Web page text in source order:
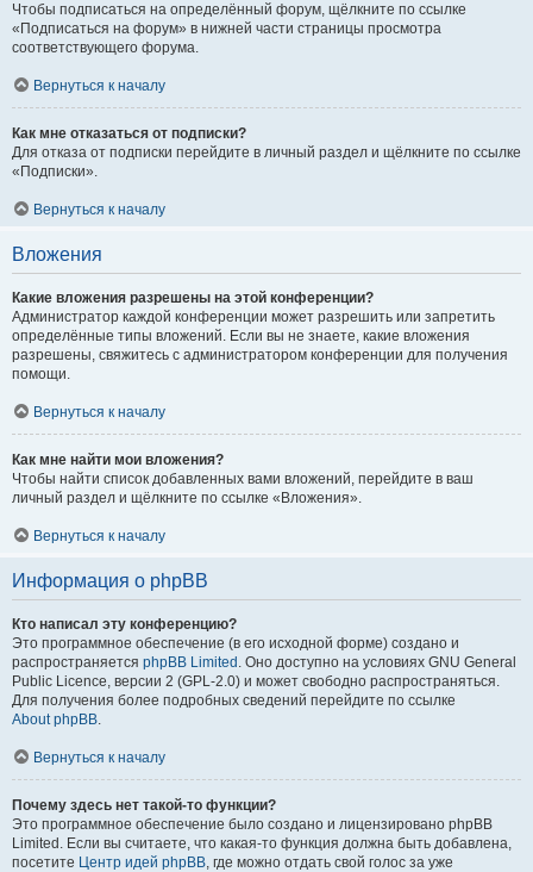
Чтобы подписаться на определённый форум, щёлкните по ссылке
«Подписаться на форум» в нижней части страницы просмотра
соответствующего форума.
Вернуться к началу
Как мне отказаться от подписки?
Для отказа от подписки перейдите в личный раздел и щёлкните по ссылке
«Подписки».
Вернуться к началу
Вложения
Какие вложения разрешены на этой конференции?
Администратор каждой конференции может разрешить или запретить
определённые типы вложений. Если вы не знаете, какие вложения
разрешены, свяжитесь с администратором конференции для получения
помощи.
Вернуться к началу
Как мне найти мои вложения?
Чтобы найти список добавленных вами вложений, перейдите в ваш
личный раздел и щёлкните по ссылке «Вложения».
Вернуться к началу
Информация о phpBB
Кто написал эту конференцию?
Это программное обеспечение (в его исходной форме) создано и
распространяется phpBB Limited . Оно доступно на условиях GNU General
Public Licence, версии 2 (GPL-2.0) и может свободно распространяться.
Для получения более подробных сведений перейдите по ссылке
About phpBB.
Вернуться к началу
Почему здесь нет такой-то функции?
Это программное обеспечение было создано и лицензировано phpBB
Limited. Если вы считаете, что какая-то функция должна быть добавлена,
посетите Центр идей phpBB, где можно отдать свой голос за уже